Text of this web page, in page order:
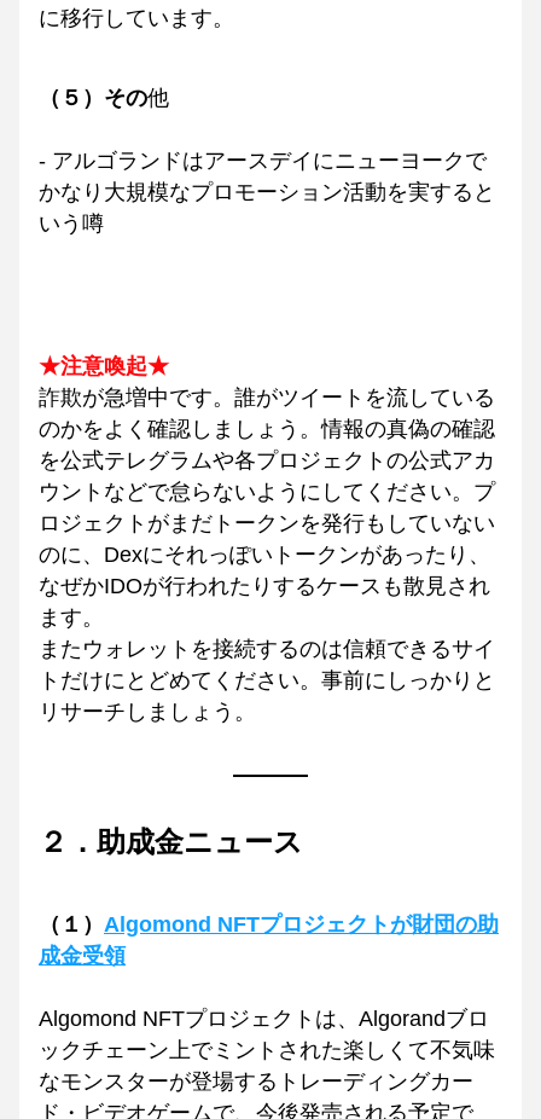
に移行しています。
（５）その他
- アルゴランドはアースデイにニューヨークで
かなり大規模なプロモーション活動を実すると
いう噂
★注意喚起★
詐欺が急増中です。誰がツイートを流している
のかをよく確認しましょう。情報の真偽の確認
を公式テレグラムや各プロジェクトの公式アカ
ウントなどで怠らないようにしてください。プ
ロジェクトがまだトークンを発行もしていない
のに、Dexにそれっぽいトークンがあったり、
なぜかIDOが行われたりするケースも散見され
ます。
またウォレットを接続するのは信頼できるサイ
トだけにとどめてください。事前にしっかりと
リサーチしましょう。
２．助成金ニュース
（１） Algomond NFTプロジェクトが財団の助
成金受領
Algomond NFTプロジェクトは、Algorandブロ
ックチェーン上でミントされた楽しくて不気味
なモンスターが登場するトレーディングカー
ド・ビデオゲームで、今後発売される予定で